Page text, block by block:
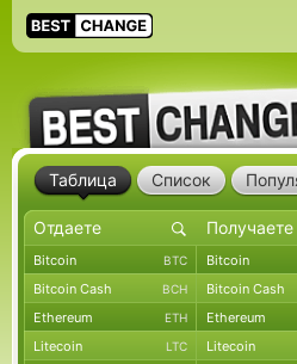
Таблица Список
Bitcoin BTC Bitcoin
Bitcoin Cash BCH Bitcoin Cash
Ethereum ETH Ethereum
Litecoin LTC Litecoin